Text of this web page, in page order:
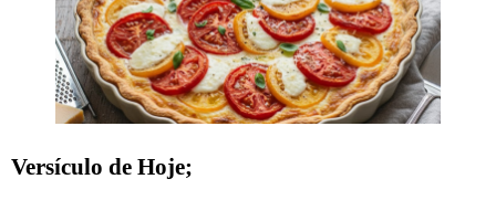
Versículo de Hoje;